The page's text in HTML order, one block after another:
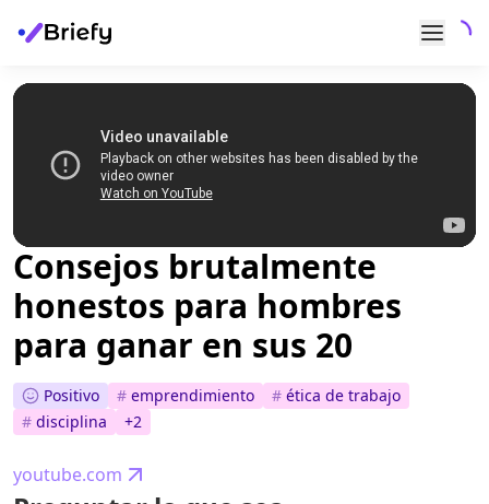
Consejos brutalmente
honestos para hombres
para ganar en sus 20
Positivo # emprendimiento # ética de trabajo
# disciplina +2
youtube.com